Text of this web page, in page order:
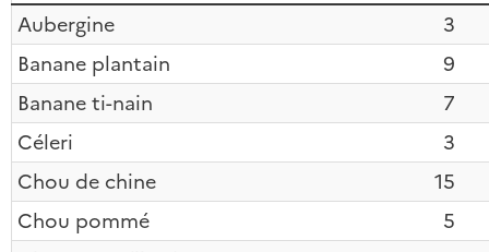
Aubergine
3
Banane plantain
9
Banane ti-nain
7
Céleri
3
Chou de chine
15
Chou pommé
5